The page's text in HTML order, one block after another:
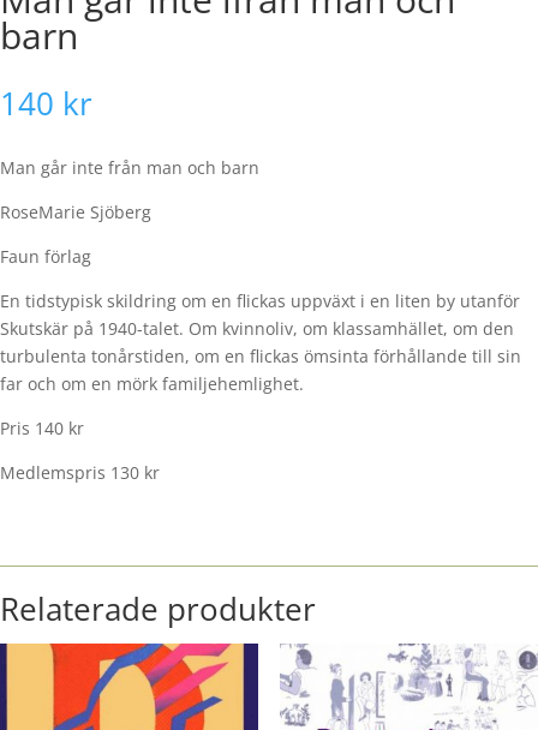
barn
140 kr
Man går inte från man och barn
RoseMarie Sjöberg
Faun förlag
En tidstypisk skildring om en flickas uppväxt i en liten by utanför
Skutskär på 1940-talet. Om kvinnoliv, om klassamhället, om den
turbulenta tonårstiden, om en flickas ömsinta förhållande till sin
far och om en mörk familjehemlighet.
Pris 140 kr
Medlemspris 130 kr
Relaterade produkter